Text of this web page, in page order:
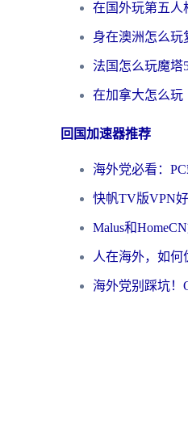
回国加速器推荐